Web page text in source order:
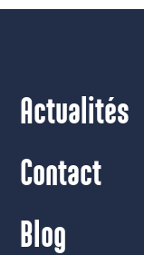
Actualités
Contact
Blog